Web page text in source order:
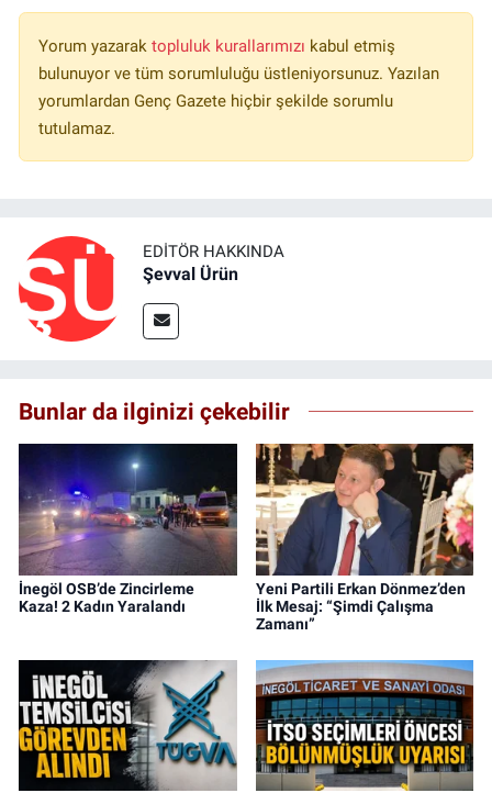
Yorum yazarak topluluk kurallarımızı kabul etmiş
bulunuyor ve tüm sorumluluğu üstleniyorsunuz. Yazılan
yorumlardan Genç Gazete hiçbir şekilde sorumlu
tutulamaz.
EDITÖR HAKKINDA
Şevval Ürün
Bunlar da ilginizi çekebilir
İnegöl OSB’de Zincirleme
Kaza! 2 Kadın Yaralandı
Yeni Partili Erkan Dönmez’den
İlk Mesaj: “Şimdi Çalışma
Zamanı”